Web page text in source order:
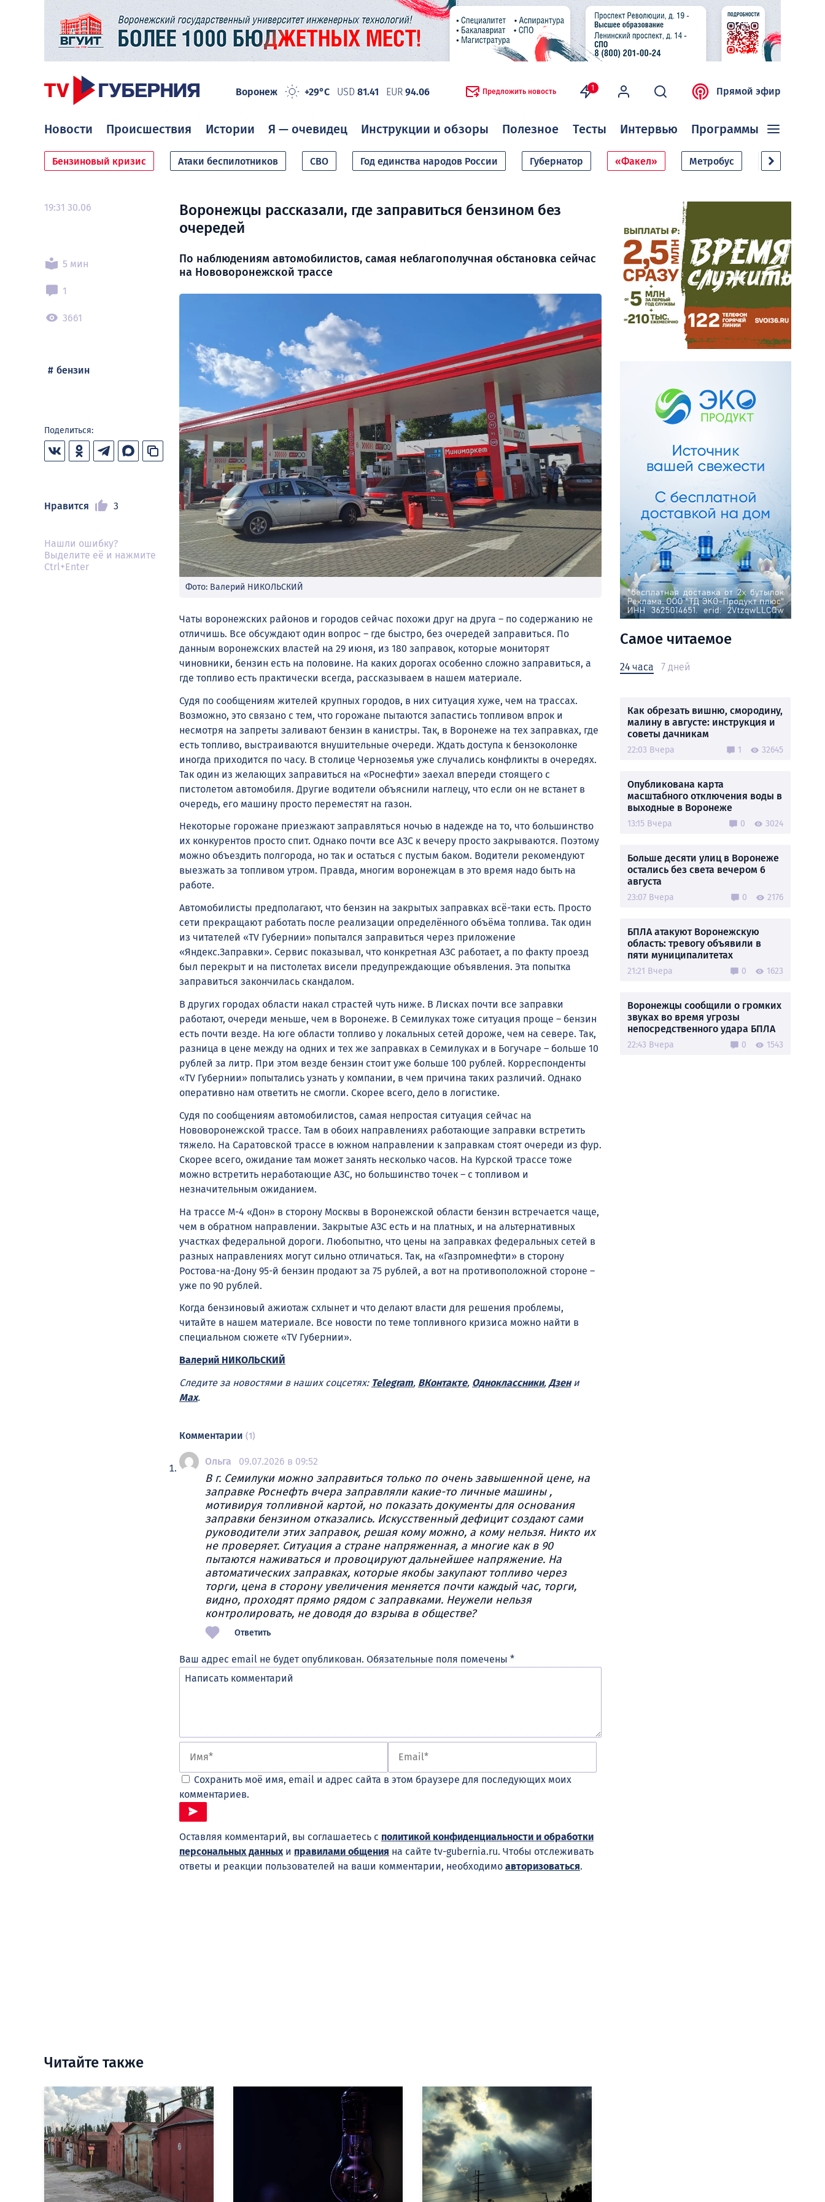
Воронеж +29°C USD 81.41 EUR 94.06 Предложить новость 1 Прямой эфир
Новости Происшествия Истории Я — очевидец Инструкции и обзоры Полезное Тесты Интервью Программы
Бензиновый кризис Атаки беспилотников СВО Год единства народов России Губернатор «Факел» Метробус Дачный
19:31 30.06
5 мин
1
3661
бензин
Поделиться:
Нравится 3
Нашли ошибку?
Выделите её и нажмите
Ctrl+Enter
Воронежцы рассказали, где заправиться бензином без
очередей
По наблюдениям автомобилистов, самая неблагополучная обстановка сейчас
на Нововоронежской трассе
Фото: Валерий НИКОЛЬСКИЙ
Чаты воронежских районов и городов сейчас похожи друг на друга – по содержанию не
отличишь. Все обсуждают один вопрос – где быстро, без очередей заправиться. По
данным воронежских властей на 29 июня, из 180 заправок, которые мониторят
чиновники, бензин есть на половине. На каких дорогах особенно сложно заправиться, а
где топливо есть практически всегда, рассказываем в нашем материале.
Судя по сообщениям жителей крупных городов, в них ситуация хуже, чем на трассах.
Возможно, это связано с тем, что горожане пытаются запастись топливом впрок и
несмотря на запреты заливают бензин в канистры. Так, в Воронеже на тех заправках, где
есть топливо, выстраиваются внушительные очереди. Ждать доступа к бензоколонке
иногда приходится по часу. В столице Черноземья уже случались конфликты в очередях.
Так один из желающих заправиться на «Роснефти» заехал впереди стоящего с
пистолетом автомобиля. Другие водители объяснили наглецу, что если он не встанет в
очередь, его машину просто переместят на газон.
Некоторые горожане приезжают заправляться ночью в надежде на то, что большинство
их конкурентов просто спит. Однако почти все АЗС к вечеру просто закрываются. Поэтому
можно объездить полгорода, но так и остаться с пустым баком. Водители рекомендуют
выезжать за топливом утром. Правда, многим воронежцам в это время надо быть на
работе.
Автомобилисты предполагают, что бензин на закрытых заправках всё-таки есть. Просто
сети прекращают работать после реализации определённого объёма топлива. Так один
из читателей «TV Губернии» попытался заправиться через приложение
«Яндекс.Заправки». Сервис показывал, что конкретная АЗС работает, а по факту проезд
был перекрыт и на пистолетах висели предупреждающие объявления. Эта попытка
заправиться закончилась скандалом.
В других городах области накал страстей чуть ниже. В Лисках почти все заправки
работают, очереди меньше, чем в Воронеже. В Семилуках тоже ситуация проще – бензин
есть почти везде. На юге области топливо у локальных сетей дороже, чем на севере. Так,
разница в цене между на одних и тех же заправках в Семилуках и в Богучаре – больше 10
рублей за литр. При этом везде бензин стоит уже больше 100 рублей. Корреспонденты
«TV Губернии» попытались узнать у компании, в чем причина таких различий. Однако
оперативно нам ответить не смогли. Скорее всего, дело в логистике.
Судя по сообщениям автомобилистов, самая непростая ситуация сейчас на
Нововоронежской трассе. Там в обоих направлениях работающие заправки встретить
тяжело. На Саратовской трассе в южном направлении к заправкам стоят очереди из фур.
Скорее всего, ожидание там может занять несколько часов. На Курской трассе тоже
можно встретить неработающие АЗС, но большинство точек – с топливом и
незначительным ожиданием.
На трассе M-4 «Дон» в сторону Москвы в Воронежской области бензин встречается чаще,
чем в обратном направлении. Закрытые АЗС есть и на платных, и на альтернативных
участках федеральной дороги. Любопытно, что цены на заправках федеральных сетей в
разных направлениях могут сильно отличаться. Так, на «Газпромнефти» в сторону
Ростова-на-Дону 95-й бензин продают за 75 рублей, а вот на противоположной стороне –
уже по 90 рублей.
Когда бензиновый ажиотаж схлынет и что делают власти для решения проблемы,
читайте в нашем материале. Все новости по теме топливного кризиса можно найти в
специальном сюжете «TV Губернии».
Валерий НИКОЛЬСКИЙ
Следите за новостями в наших соцсетях: Telegram, ВКонтакте, Одноклассники, Дзени
Max.
Комментарии (1)
Ольга 09.07.2026 в 09:52
В г. Семилуки можно заправиться только по очень завышенной цене, на
заправке Роснефть вчера заправляли какие-то личные машины ,
мотивируя топливной картой, но показать документы для основания
заправки бензином отказались. Искусственный дефицит создают сами
руководители этих заправок, решая кому можно, а кому нельзя. Никто их
не проверяет. Ситуация а стране напряженная, а многие как в 90
пытаются наживаться и провоцируют дальнейшее напряжение. На
автоматических заправках, которые якобы закупают топливо через
торги, цена в сторону увеличения меняется почти каждый час, торги,
видно, проходят прямо рядом с заправками. Неужели нельзя
контролировать, не доводя до взрыва в обществе?
Ответить
Ваш адрес email не будет опубликован. Обязательные поля помечены *
Сохранить моё имя, email и адрес сайта в этом браузере для последующих моих
комментариев.
Оставляя комментарий, вы соглашаетесь с политикой конфиденциальности и обработки
персональных данных и правилами общения на сайте tv-gubernia.ru. Чтобы отслеживать
ответы и реакции пользователей на ваши комментарии, необходимо авторизоваться.
Самое читаемое
24 часа 7 дней
Как обрезать вишню, смородину,
малину в августе: инструкция и
советы дачникам
22:03 Вчера 1 32645
Опубликована карта
масштабного отключения воды в
выходные в Воронеже
13:15 Вчера 0 3024
Больше десяти улиц в Воронеже
остались без света вечером 6
августа
23:07 Вчера 0 2176
БПЛА атакуют Воронежскую
область: тревогу объявили в
пяти муниципалитетах
21:21 Вчера 0 1623
Воронежцы сообщили о громких
звуках во время угрозы
непосредственного удара БПЛА
22:43 Вчера 0 1543
Читайте также